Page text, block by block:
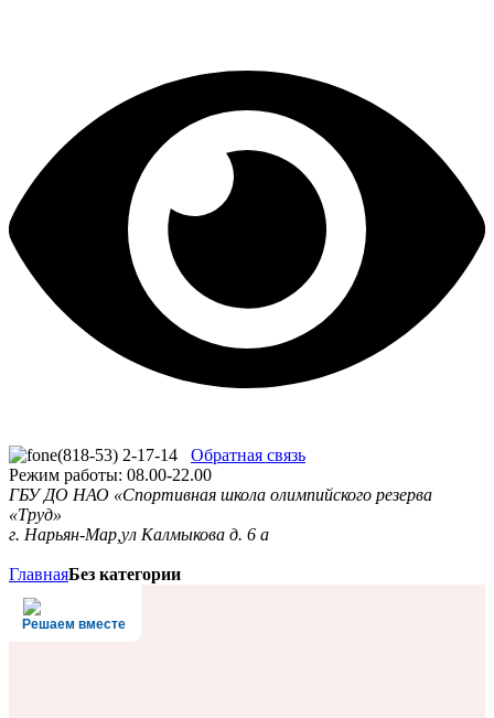
(818-53) 2-17-14 Обратная связь
Режим работы: 08.00-22.00
ГБУ ДО НАО «Спортивная школа олимпийского резерва
«Труд»
г. Нарьян-Мар,ул Калмыкова д. 6 а
ГлавнаяБез категории
Решаем вместе